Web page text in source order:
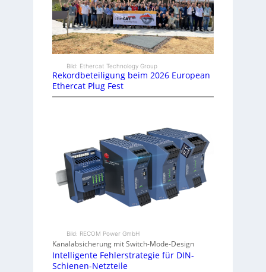
Bild: Ethercat Technology Group
Rekordbeteiligung beim 2026 European
Ethercat Plug Fest
Bild: RECOM Power GmbH
Kanalabsicherung mit Switch-Mode-Design
Intelligente Fehlerstrategie für DIN-
Schienen-Netzteile